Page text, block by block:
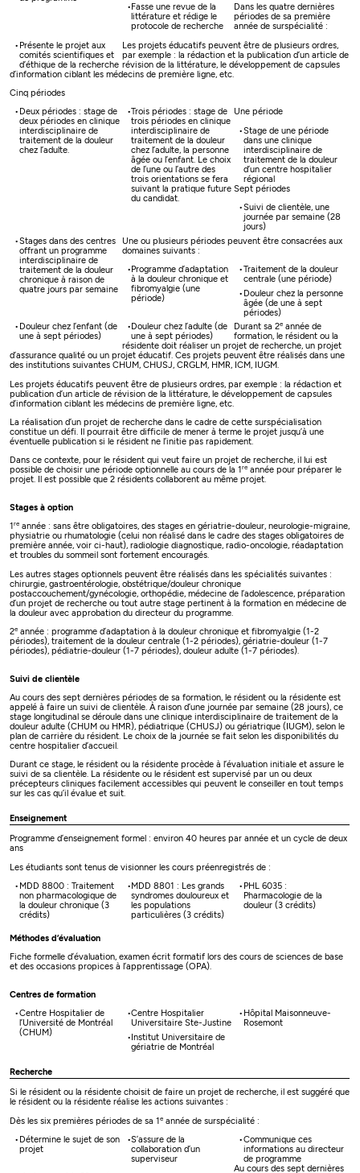
Fasse une revue de la
littérature et rédige le
protocole de recherche
Dans les quatre dernières
périodes de sa première
année de surspécialité :
Présente le projet aux
comités scientifiques et
d’éthique de la recherche
Les projets éducatifs peuvent être de plusieurs ordres,
par exemple : la rédaction et la publication d’un article de
révision de la littérature, le développement de capsules
d’information ciblant les médecins de première ligne, etc.
Cinq périodes
Deux périodes : stage de
deux périodes en clinique
interdisciplinaire de
traitement de la douleur
chez l’adulte.
Trois périodes : stage de
trois périodes en clinique
interdisciplinaire de
traitement de la douleur
chez l’adulte, la personne
âgée ou l’enfant. Le choix
de l’une ou l’autre des
trois orientations se fera
suivant la pratique future
du candidat.
Une période
Stage de une période
dans une clinique
interdisciplinaire de
traitement de la douleur
d’un centre hospitalier
régional
Sept périodes
Suivi de clientèle, une
journée par semaine (28
jours)
Stages dans des centres
offrant un programme
interdisciplinaire de
traitement de la douleur
chronique à raison de
quatre jours par semaine
Une ou plusieurs périodes peuvent être consacrées aux
domaines suivants :
Programme d’adaptation
à la douleur chronique et
fibromyalgie (une
période)
Traitement de la douleur
centrale (une période)
Douleur chez la personne
âgée (de une à sept
périodes)
Douleur chez l’enfant (de
une à sept périodes)
Douleur chez l’adulte (de
une à sept périodes)
Durant sa 2e année de
formation, le résident ou la
résidente doit réaliser un projet de recherche, un projet
d’assurance qualité ou un projet éducatif. Ces projets peuvent être réalisés dans une
des institutions suivantes CHUM, CHUSJ, CRGLM, HMR, ICM, IUGM.
Les projets éducatifs peuvent être de plusieurs ordres, par exemple : la rédaction et
publication d’un article de révision de la littérature, le développement de capsules
d’information ciblant les médecins de première ligne, etc.
La réalisation d’un projet de recherche dans le cadre de cette surspécialisation
constitue un défi. Il pourrait être difficile de mener à terme le projet jusqu’à une
éventuelle publication si le résident ne l’initie pas rapidement.
Dans ce contexte, pour le résident qui veut faire un projet de recherche, il lui est
possible de choisir une période optionnelle au cours de la 1re année pour préparer le
projet. Il est possible que 2 résidents collaborent au même projet.
Stages à option
1re année : sans être obligatoires, des stages en gériatrie-douleur, neurologie-migraine,
physiatrie ou rhumatologie (celui non réalisé dans le cadre des stages obligatoires de
première année, voir ci-haut), radiologie diagnostique, radio-oncologie, réadaptation
et troubles du sommeil sont fortement encouragés.
Les autres stages optionnels peuvent être réalisés dans les spécialités suivantes :
chirurgie, gastroentérologie, obstétrique/douleur chronique
postaccouchement/gynécologie, orthopédie, médecine de l’adolescence, préparation
d’un projet de recherche ou tout autre stage pertinent à la formation en médecine de
la douleur avec approbation du directeur du programme.
2e année : programme d’adaptation à la douleur chronique et fibromyalgie (1-2
périodes), traitement de la douleur centrale (1-2 périodes), gériatrie-douleur (1-7
périodes), pédiatrie-douleur (1-7 périodes), douleur adulte (1-7 périodes).
Suivi de clientèle
Au cours des sept dernières périodes de sa formation, le résident ou la résidente est
appelé à faire un suivi de clientèle. À raison d’une journée par semaine (28 jours), ce
stage longitudinal se déroule dans une clinique interdisciplinaire de traitement de la
douleur adulte (CHUM ou HMR), pédiatrique (CHUSJ) ou gériatrique (IUGM), selon le
plan de carrière du résident. Le choix de la journée se fait selon les disponibilités du
centre hospitalier d’accueil.
Durant ce stage, le résident ou la résidente procède à l’évaluation initiale et assure le
suivi de sa clientèle. La résidente ou le résident est supervisé par un ou deux
précepteurs cliniques facilement accessibles qui peuvent le conseiller en tout temps
sur les cas qu’il évalue et suit.
Enseignement
Programme d’enseignement formel : environ 40 heures par année et un cycle de deux
ans
Les étudiants sont tenus de visionner les cours préenregistrés de :
MDD 8800 : Traitement
non pharmacologique de
la douleur chronique (3
crédits)
MDD 8801 : Les grands
syndromes douloureux et
les populations
particulières (3 crédits)
PHL 6035 :
Pharmacologie de la
douleur (3 crédits)
Méthodes d’évaluation
Fiche formelle d’évaluation, examen écrit formatif lors des cours de sciences de base
et des occasions propices à l’apprentissage (OPA).
Centres de formation
Centre Hospitalier de
l’Université de Montréal
(CHUM)
Centre Hospitalier
Universitaire Ste-Justine
Hôpital Maisonneuve-
Rosemont
Institut Universitaire de
gériatrie de Montréal
Recherche
Si le résident ou la résidente choisit de faire un projet de recherche, il est suggéré que
le résident ou la résidente réalise les actions suivantes :
Dès les six premières périodes de sa 1e année de surspécialité :
Détermine le sujet de son
projet
S’assure de la
collaboration d’un
superviseur
Communique ces
informations au directeur
de programme
Au cours des sept dernières